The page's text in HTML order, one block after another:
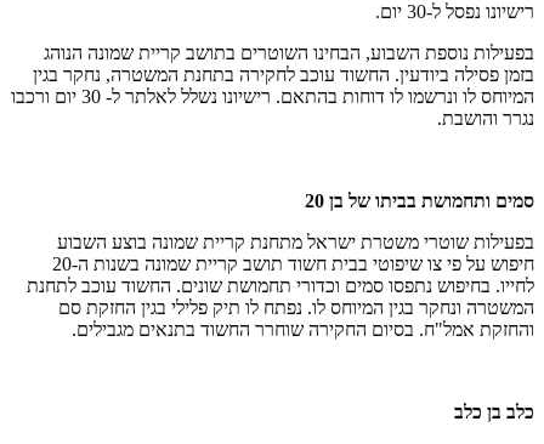
רישיונו נפסל ל-30 יום.
בפעילות נוספת השבוע, הבחינו השוטרים בתושב קריית שמונה הנוהג
בזמן פסילה ביודעין. החשוד עוכב לחקירה בתחנת המשטרה, נחקר בגין
המיוחס לו ונרשמו לו דוחות בהתאם. רישיונו נשלל לאלתר ל- 30 יום ורכבו
נגרר והושבת.
סמים ותחמושת בביתו של בן 20
בפעילות שוטרי משטרת ישראל מתחנת קריית שמונה בוצע השבוע
חיפוש על פי צו שיפוטי בבית חשוד תושב קריית שמונה בשנות ה-20
לחייו. בחיפוש נתפסו סמים וכדורי תחמושת שונים. החשוד עוכב לתחנת
המשטרה ונחקר בגין המיוחס לו. נפתח לו תיק פלילי בגין החזקת סם
והחזקת אמל"ח. בסיום החקירה שוחרר החשוד בתנאים מגבילים.
כלב בן כלב